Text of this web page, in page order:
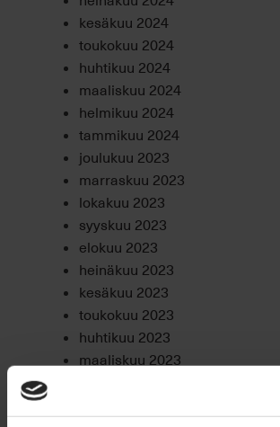
kesäkuu 2024
toukokuu 2024
huhtikuu 2024
maaliskuu 2024
helmikuu 2024
tammikuu 2024
joulukuu 2023
marraskuu 2023
lokakuu 2023
syyskuu 2023
elokuu 2023
heinäkuu 2023
kesäkuu 2023
toukokuu 2023
huhtikuu 2023
maaliskuu 2023